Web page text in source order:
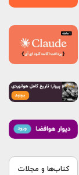
کتاب‌ها و مجلات